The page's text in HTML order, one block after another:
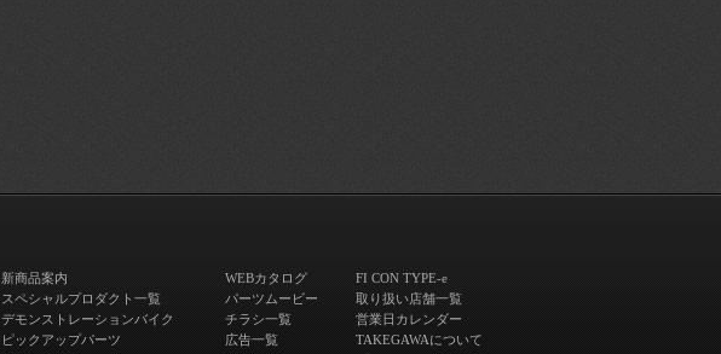
新商品案内
スペシャルプロダクト一覧
デモンストレーションバイク
ピックアップパーツ
WEBカタログ
パーツムービー
チラシ一覧
広告一覧
FI CON TYPE-e
取り扱い店舗一覧
営業日カレンダー
TAKEGAWAについて